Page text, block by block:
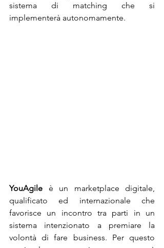
sistema di matching che si
implementerà autonomamente.
YouAgile è un marketplace digitale,
qualificato ed internazionale che
favorisce un incontro tra parti in un
sistema intenzionato a premiare la
volontà di fare business. Per questo